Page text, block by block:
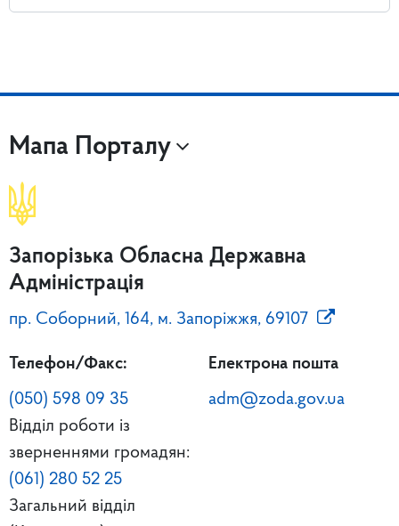
Мапа Порталу
Запорізька Обласна Державна
Адміністрація
пр. Соборний, 164, м. Запоріжжя, 69107
Телефон/Факс:
(050) 598 09 35
Відділ роботи із
зверненнями громадян:
(061) 280 52 25
Загальний відділ
Електрона пошта
adm@zoda.gov.ua